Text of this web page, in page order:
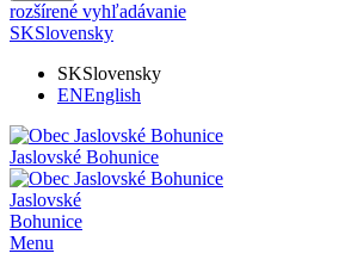
rozšírené vyhľadávanie
SKSlovensky
SKSlovensky
ENEnglish
Jaslovské Bohunice
Jaslovské
Bohunice
Menu